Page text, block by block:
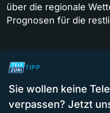
über die regionale
Prognosen für die
TIPP
Sie wollen keine
verpassen? Jetzt